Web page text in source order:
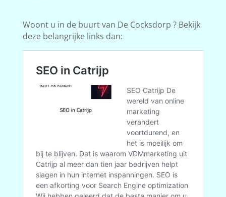
Woont u in de buurt van De Cocksdorp ? Bekijk
deze belangrijke links dan: